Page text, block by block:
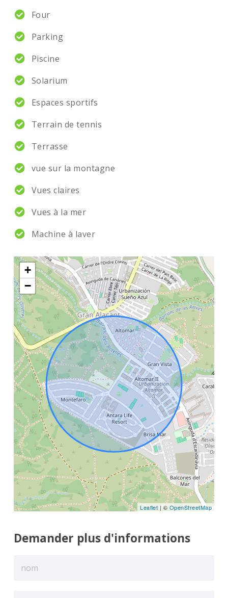
Four
Parking
Piscine
Solarium
Espaces sportifs
Terrain de tennis
Terrasse
vue sur la montagne
Vues claires
Vues à la mer
Machine à laver
+
−
Leaflet | © OpenStreetMap
Demander plus d'informations